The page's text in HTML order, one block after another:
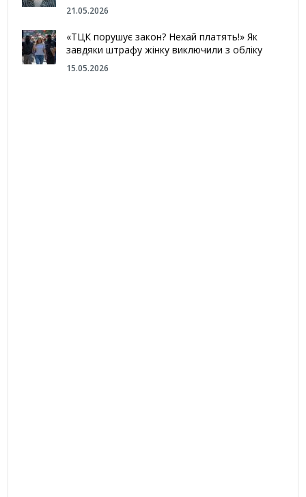
21.05.2026
«ТЦК порушує закон? Нехай платять!» Як
завдяки штрафу жінку виключили з обліку
15.05.2026